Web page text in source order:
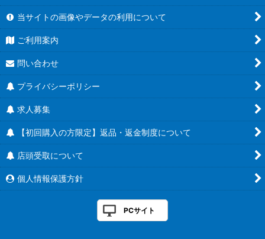
当サイトの画像やデータの利用について
ご利用案内
問い合わせ
プライバシーポリシー
求人募集
【初回購入の方限定】返品・返金制度について
店頭受取について
個人情報保護方針
PCサイト